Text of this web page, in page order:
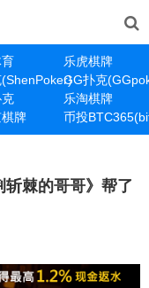
乐虎棋牌
GG扑克
乐淘棋牌
牌 币投
斩棘的哥哥》帮了